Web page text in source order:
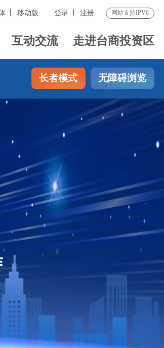
移动版 登录 注册 网站支持IPV6
互动交流 走进台商投资区
长者模式 无障碍浏览